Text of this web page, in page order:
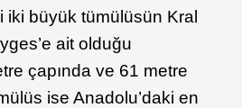
iki büyük tümülüsün Kral
ait olduğu
çapında ve 61 metre
ise Anadolu’daki en